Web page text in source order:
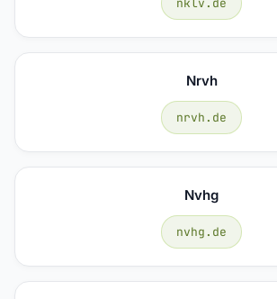
Nrvh
nrvh.de
Nvhg
nvhg.de